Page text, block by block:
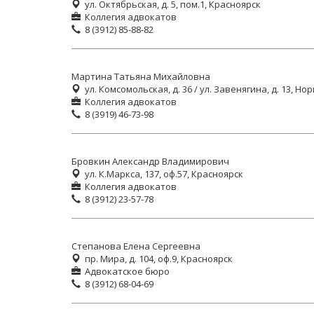
ул. Октябрьская, д. 5, пом.1, Красноярск
Коллегия адвокатов
8 (3912) 85-88-82
Мартина Татьяна Михайловна
ул. Комсомольская, д. 36 / ул. Завенягина, д. 13,
Коллегия адвокатов
8 (3919) 46-73-98
Бровкин Александр Владимирович
ул. К.Маркса, 137, оф.57, Красноярск
Коллегия адвокатов
8 (3912) 23-57-78
Степанова Елена Сергеевна
пр. Мира, д. 104, оф.9, Красноярск
Адвокатское бюро
8 (3912) 68-04-69